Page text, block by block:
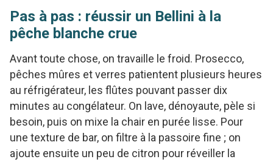
Pas à pas : réussir un Bellini à la
pêche blanche crue
Avant toute chose, on travaille le froid. Prosecco,
pêches mûres et verres patientent plusieurs heures
au réfrigérateur, les flûtes pouvant passer dix
minutes au congélateur. On lave, dénoyaute, pèle si
besoin, puis on mixe la chair en purée lisse. Pour
une texture de bar, on filtre à la passoire fine ; on
ajoute ensuite un peu de citron pour réveiller la